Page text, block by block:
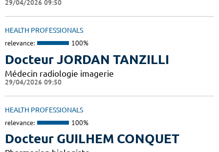
29/04/2026 09:50
HEALTH PROFESSIONALS
relevance: 100%
Docteur JORDAN TANZILLI
Médecin radiologie imagerie
29/04/2026 09:50
HEALTH PROFESSIONALS
relevance: 100%
Docteur GUILHEM CONQUET